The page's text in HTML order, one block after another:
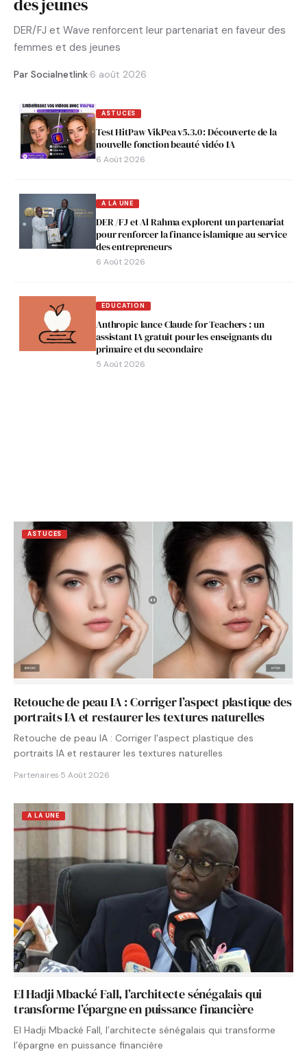
des jeunes
DER/FJ et Wave renforcent leur partenariat en faveur des
femmes et des jeunes
Par Socialnetlink·6 août 2026
ASTUCES
Test HitPaw VikPea v5.3.0 : Découverte de la
nouvelle fonction beauté vidéo IA
6 Août 2026
A LA UNE
DER /FJ et Al Rahma explorent un partenariat
pour renforcer la finance islamique au service
des entrepreneurs
6 Août 2026
EDUCATION
Anthropic lance Claude for Teachers : un
assistant IA gratuit pour les enseignants du
primaire et du secondaire
5 Août 2026
ASTUCES
Retouche de peau IA : Corriger l’aspect plastique des
portraits IA et restaurer les textures naturelles
Retouche de peau IA : Corriger l'aspect plastique des
portraits IA et restaurer les textures naturelles
Partenaires·5 Août 2026
A LA UNE
El Hadji Mbacké Fall, l’architecte sénégalais qui
transforme l’épargne en puissance financière
El Hadji Mbacké Fall, l’architecte sénégalais qui transforme
l’épargne en puissance financière